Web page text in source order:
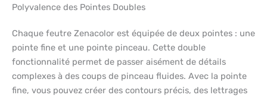
Polyvalence des Pointes Doubles
Chaque feutre Zenacolor est équipée de deux pointes : une
pointe fine et une pointe pinceau. Cette double
fonctionnalité permet de passer aisément de détails
complexes à des coups de pinceau fluides. Avec la pointe
fine, vous pouvez créer des contours précis, des lettrages